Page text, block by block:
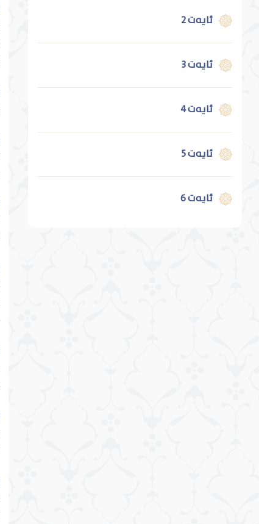
التوبَة
يُونس
هُود
يُوسُف
الرَّعْد
ئایەت 2
ئایەت 3
ئایەت 4
ئایەت 5
ئایەت 6